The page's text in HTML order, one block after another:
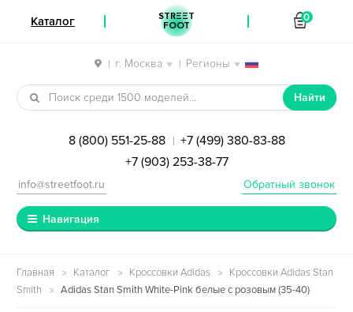
| г. Москва | Регионы
Перейти к навигации
Перейти к содержимому
Найти
8 (800) 551-25-88 | +7 (499) 380-83-88
+7 (903) 253-38-77
Обратный звонок
info@streetfoot.ru
Навигация
Главная Каталог Кроссовки Adidas
Кроссовки Adidas Stan
Smith
Adidas Stan Smith White-Pink белые с розовым (35-40)
Каталог STREET
FOOT
0